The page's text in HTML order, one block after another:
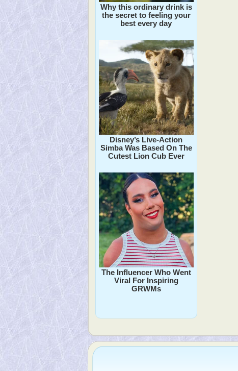
Why this ordinary drink is
the secret to feeling your
best every day
Disney’s Live-Action
Simba Was Based On The
Cutest Lion Cub Ever
The Influencer Who Went
Viral For Inspiring
GRWMs